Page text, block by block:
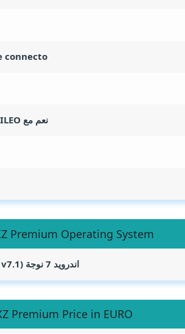
connecto
نعم مع A-GPS, GLONASS, BDS, GALILEO
Premium Operating System
اندرويد 7 نوجة (nougat v7.1) ويدعم التحديث الي اوريو 8.0
Premium Price in EURO